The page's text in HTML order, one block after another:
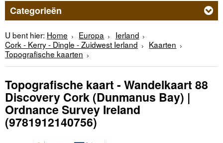
Categorieën
U bent hier: Home Europa
Ierland
Cork - Kerry - Dingle - Zuidwest Ierland
Kaarten
Topografische kaarten
Topografische kaart - Wandelkaart 88
Discovery Cork (Dunmanus Bay) |
Ordnance Survey Ireland
(9781912140756)